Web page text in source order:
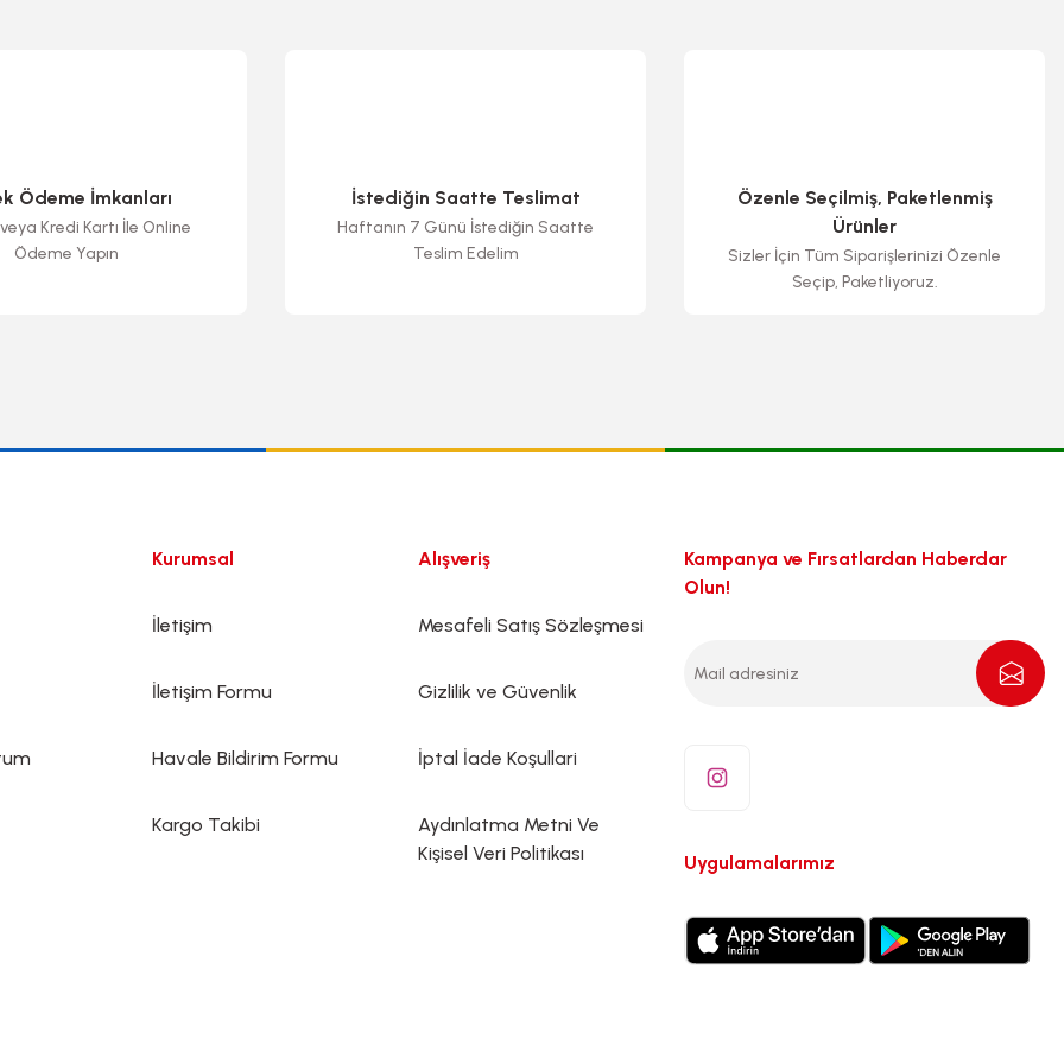
Ödeme İmkanları
Kredi Kartı İle Online
Ödeme Yapın
İstediğin Saatte Teslimat
Haftanın 7 Günü İstediğin Saatte
Teslim Edelim
Özenle Seçilmiş, Paketlenmiş
Ürünler
Sizler İçin Tüm Siparişlerinizi Özenle
Seçip, Paketliyoruz.
Kurumsal
İletişim
İletişim Formu
Havale Bildirim Formu
Kargo Takibi
Alışveriş
Mesafeli Satış Sözleşmesi
Gizlilik ve Güvenlik
İptal İade Koşullari
Aydınlatma Metni Ve
Kişisel Veri Politikası
Kampanya ve Fırsatlardan Haberdar
Olun!
Uygulamalarımız